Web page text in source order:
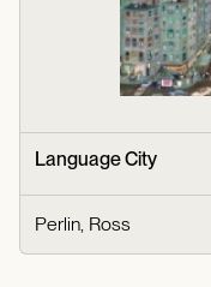
Language City
Perlin, Ross